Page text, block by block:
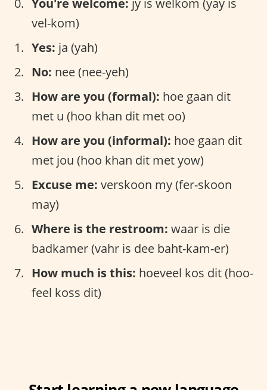
You're welcome: jy is welkom (yay is
vel-kom)
Yes: ja (yah)
No: nee (nee-yeh)
How are you (formal): hoe gaan dit
met u (hoo khan dit met oo)
How are you (informal): hoe gaan dit
met jou (hoo khan dit met yow)
Excuse me: verskoon my (fer-skoon
may)
Where is the restroom: waar is die
badkamer (vahr is dee baht-kam-er)
How much is this: hoeveel kos dit (hoo-
feel koss dit)